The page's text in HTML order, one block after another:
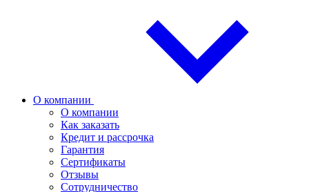
О компании
О компании
Как заказать
Кредит и рассрочка
Гарантия
Сертификаты
Отзывы
Сотрудничество